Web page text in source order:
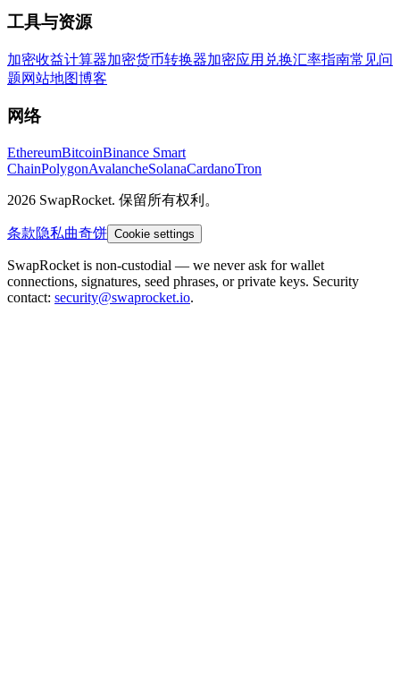
工具与资源
加密收益计算器加密货币转换器加密应用 兑换汇率指南常见问
题网站地图博客
网络
EthereumBitcoinBinance Smart
ChainPolygonAvalancheSolanaCardanoTron
2026 SwapRocket. 保留所有权利。
条款隐私曲奇饼 Cookie settings
SwapRocket is non-custodial — we never ask for wallet
connections, signatures, seed phrases, or private keys. Security
contact: security@swaprocket.io.